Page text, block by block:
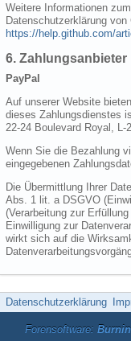
Weitere Informationen
Datenschutzerklärung von
https://help.github.com/
6. Zahlungsanbieter
PayPal
Auf unserer Website
dieses Zahlungsdienstes
22-24 Boulevard Royal, L-
Wenn Sie die Bezahlung
eingegebenen
Die Übermittlung Ihrer
Abs. 1 lit. a DSGVO
(Verarbeitung zur
Einwilligung zur
wirkt sich auf die
Datenschutzerklärung
Forensoftware: